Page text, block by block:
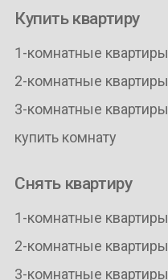
Купить квартиру
1-комнатные квартиры
2-комнатные квартиры
3-комнатные квартиры
купить комнату
Снять квартиру
1-комнатные квартиры
2-комнатные квартиры
3-комнатные квартиры